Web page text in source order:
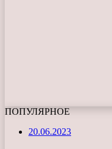
ПОПУЛЯРНОЕ
20.06.2023